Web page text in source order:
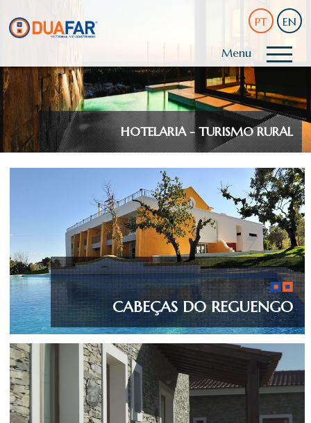
PT EN
Menu
HOTELARIA - TURISMO RURAL
CABEÇAS DO REGUENGO